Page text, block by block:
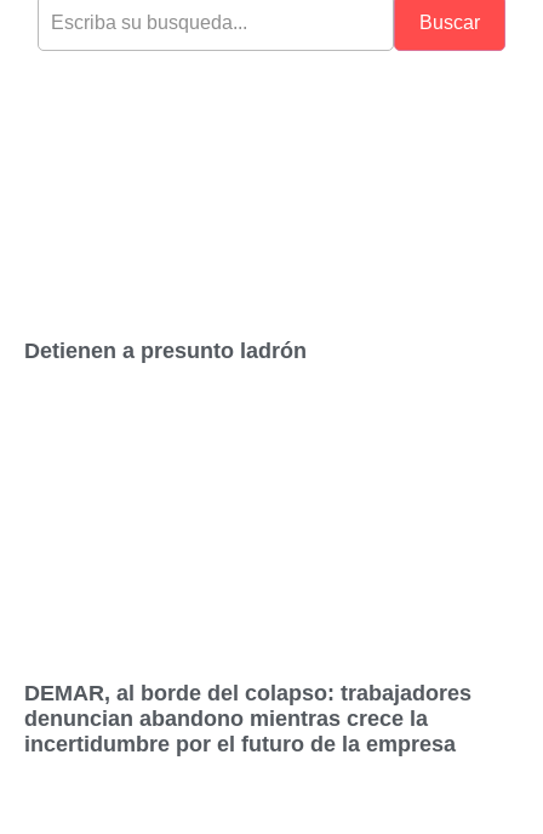
Buscar
Detienen a presunto ladrón
DEMAR, al borde del colapso: trabajadores
denuncian abandono mientras crece la
incertidumbre por el futuro de la empresa